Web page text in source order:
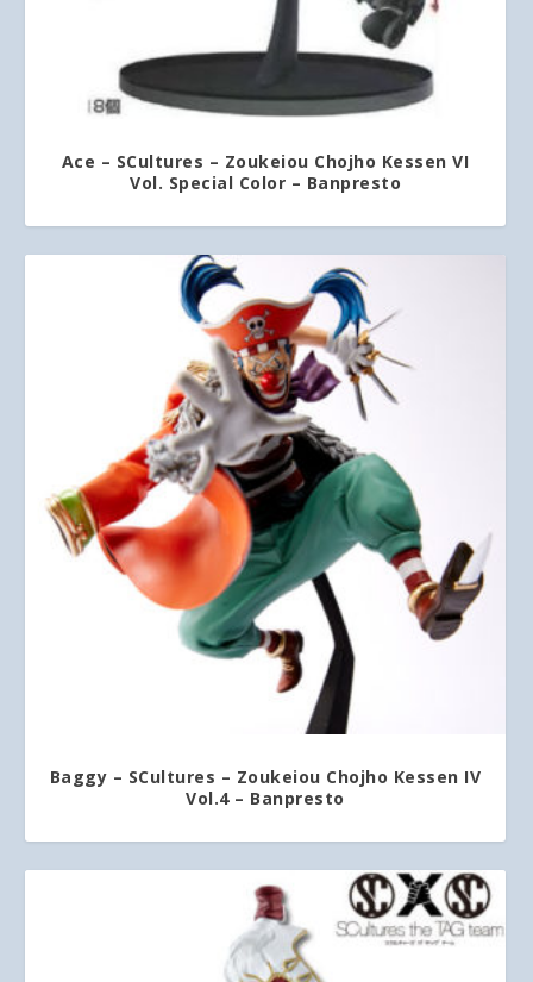
Ace – SCultures – Zoukeiou Chojho Kessen VI
Vol. Special Color – Banpresto
Baggy – SCultures – Zoukeiou Chojho Kessen IV
Vol.4 – Banpresto